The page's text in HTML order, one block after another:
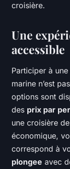
croisière.
Une
accessible
Participer à une
marine n’est
options sont
des prix par
une croisière
économique,
correspond à
plongee avec